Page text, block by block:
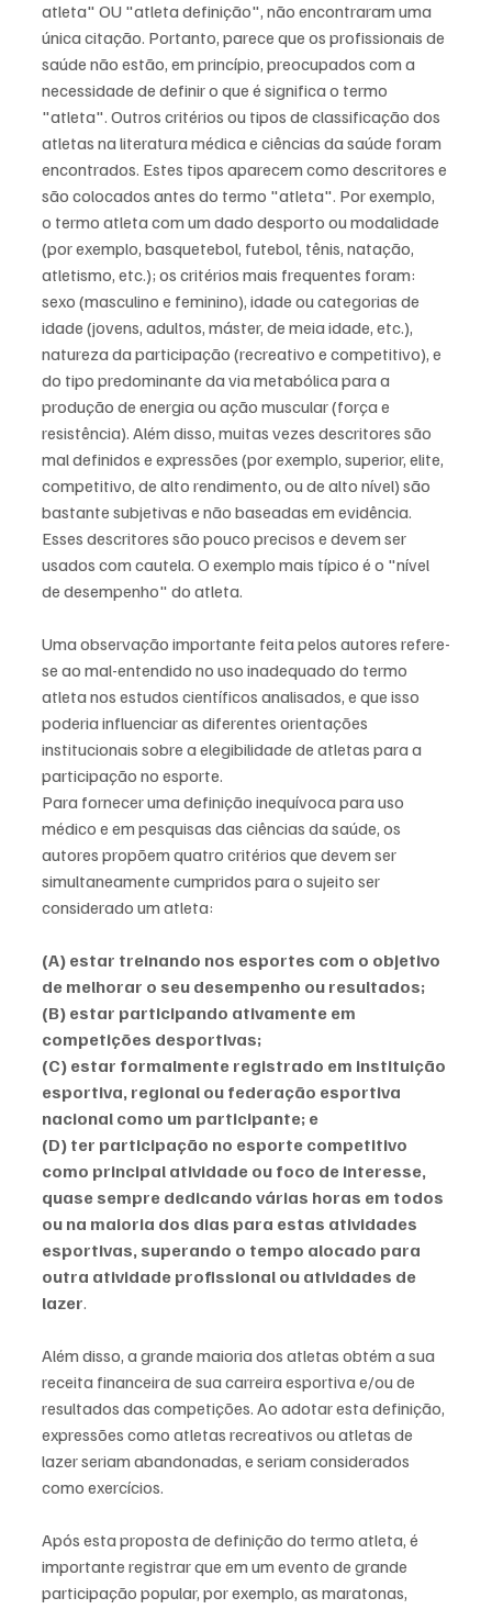
atleta" OU "atleta definição", não encontraram uma
única citação. Portanto, parece que os profissionais de
saúde não estão, em princípio, preocupados com a
necessidade de definir o que é significa o termo
"atleta". Outros critérios ou tipos de classificação dos
atletas na literatura médica e ciências da saúde foram
encontrados. Estes tipos aparecem como descritores e
são colocados antes do termo "atleta". Por exemplo,
o termo atleta com um dado desporto ou modalidade
(por exemplo, basquetebol, futebol, tênis, natação,
atletismo, etc.); os critérios mais frequentes foram:
sexo (masculino e feminino), idade ou categorias de
idade (jovens, adultos, máster, de meia idade, etc.),
natureza da participação (recreativo e competitivo), e
do tipo predominante da via metabólica para a
produção de energia ou ação muscular (força e
resistência). Além disso, muitas vezes descritores são
mal definidos e expressões (por exemplo, superior, elite,
competitivo, de alto rendimento, ou de alto nível) são
bastante subjetivas e não baseadas em evidência.
Esses descritores são pouco precisos e devem ser
usados com cautela. O exemplo mais típico é o "nível
de desempenho" do atleta.
Uma observação importante feita pelos autores refere-
se ao mal-entendido no uso inadequado do termo
atleta nos estudos científicos analisados, e que isso
poderia influenciar as diferentes orientações
institucionais sobre a elegibilidade de atletas para a
participação no esporte.
Para fornecer uma definição inequívoca para uso
médico e em pesquisas das ciências da saúde, os
autores propõem quatro critérios que devem ser
simultaneamente cumpridos para o sujeito ser
considerado um atleta:
(A) estar treinando nos esportes com o objetivo
de melhorar o seu desempenho ou resultados;
(B) estar participando ativamente em
competições desportivas;
(C) estar formalmente registrado em instituição
esportiva, regional ou federação esportiva
nacional como um participante; e
(D) ter participação no esporte competitivo
como principal atividade ou foco de interesse,
quase sempre dedicando várias horas em todos
ou na maioria dos dias para estas atividades
esportivas, superando o tempo alocado para
outra atividade profissional ou atividades de
lazer.
Além disso, a grande maioria dos atletas obtém a sua
receita financeira de sua carreira esportiva e/ou de
resultados das competições. Ao adotar esta definição,
expressões como atletas recreativos ou atletas de
lazer seriam abandonadas, e seriam considerados
como exercícios.
Após esta proposta de definição do termo atleta, é
importante registrar que em um evento de grande
participação popular, por exemplo, as maratonas,